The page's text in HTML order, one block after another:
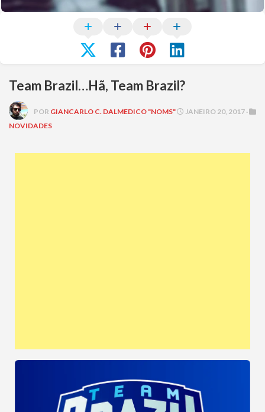
Team Brazil…Hã, Team Brazil?
POR GIANCARLO C. DALMEDICO "NOMS"
JANEIRO 20, 2017 ·
NOVIDADES